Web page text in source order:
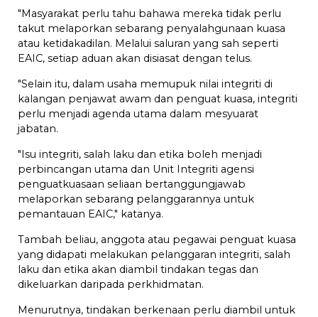
"Masyarakat perlu tahu bahawa mereka tidak perlu
takut melaporkan sebarang penyalahgunaan kuasa
atau ketidakadilan. Melalui saluran yang sah seperti
EAIC, setiap aduan akan disiasat dengan telus.
"Selain itu, dalam usaha memupuk nilai integriti di
kalangan penjawat awam dan penguat kuasa, integriti
perlu menjadi agenda utama dalam mesyuarat
jabatan.
"Isu integriti, salah laku dan etika boleh menjadi
perbincangan utama dan Unit Integriti agensi
penguatkuasaan seliaan bertanggungjawab
melaporkan sebarang pelanggarannya untuk
pemantauan EAIC," katanya.
Tambah beliau, anggota atau pegawai penguat kuasa
yang didapati melakukan pelanggaran integriti, salah
laku dan etika akan diambil tindakan tegas dan
dikeluarkan daripada perkhidmatan.
Menurutnya, tindakan berkenaan perlu diambil untuk